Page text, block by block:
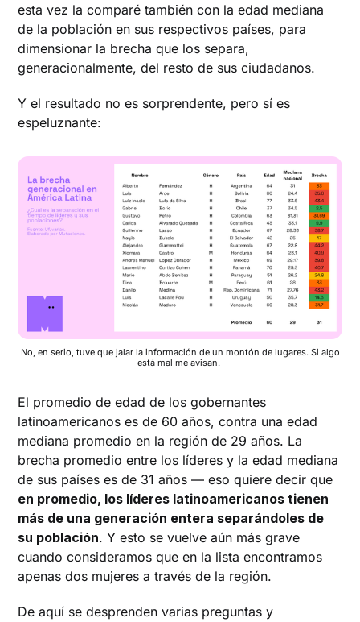
esta vez la comparé también con la edad mediana
de la población en sus respectivos países, para
dimensionar la brecha que los separa,
generacionalmente, del resto de sus ciudadanos.
Y el resultado no es sorprendente, pero sí es
espeluznante:
No, en serio, tuve que jalar la información de un montón de lugares. Si algo
está mal me avisan.
El promedio de edad de los gobernantes
latinoamericanos es de 60 años, contra una edad
mediana promedio en la región de 29 años. La
brecha promedio entre los líderes y la edad mediana
de sus países es de 31 años — eso quiere decir que
en promedio, los líderes latinoamericanos tienen
más de una generación entera separándoles de
su población. Y esto se vuelve aún más grave
cuando consideramos que en la lista encontramos
apenas dos mujeres a través de la región.
De aquí se desprenden varias preguntas y